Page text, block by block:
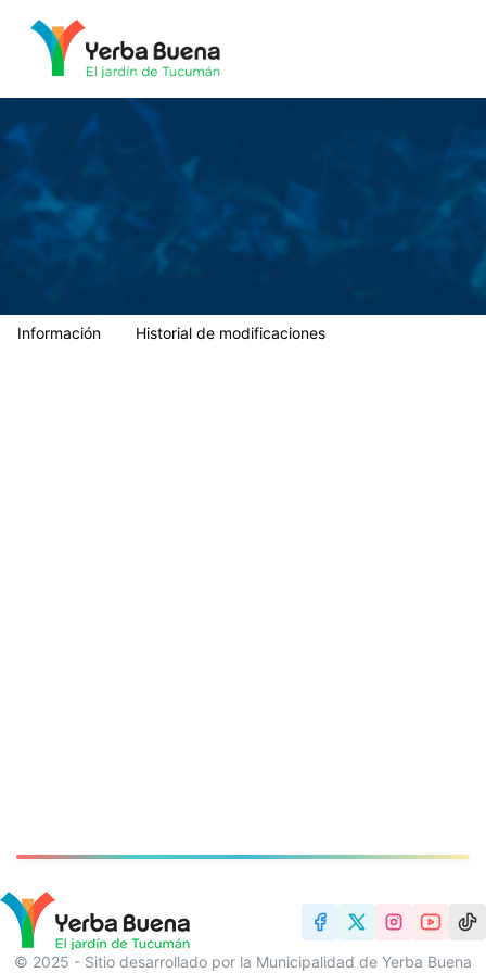
Información Historial de modificaciones
© 2025 - Sitio desarrollado por la Municipalidad de Yerba Buena